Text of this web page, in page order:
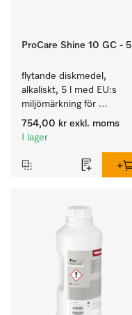
ProCare Shine 10 GC - 5 l
flytande diskmedel,
alkaliskt, 5 l med EU:s
miljömärkning för
rengöring av vardaglig
smuts på porslin, bestick
754,00 kr exkl. moms
I lager